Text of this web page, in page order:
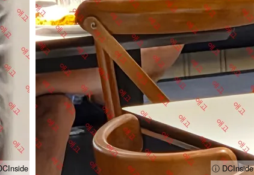
ⓘ DCInside